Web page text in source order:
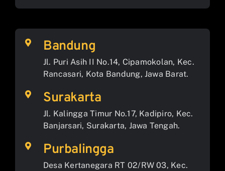
Bandung
Jl. Puri Asih II No.14, Cipamokolan, Kec.
Rancasari, Kota Bandung, Jawa Barat.
Surakarta
Jl. Kalingga Timur No.17, Kadipiro, Kec.
Banjarsari, Surakarta, Jawa Tengah.
Purbalingga
Desa Kertanegara RT 02/RW 03, Kec.